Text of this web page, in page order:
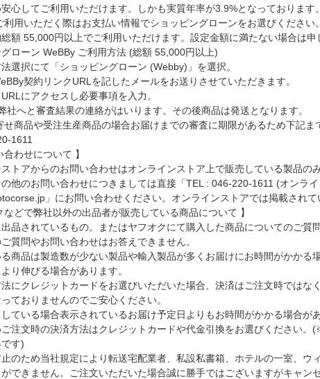
心してご利用いただけます。しかも実質年率が3.9%となっております。
利用いただく際はお支払い情報でショッピングローンをお選びください。
総額 55,000円以上でご利用いただけます。設定金額に満たない場合は
ローン WeBBy ご利用方法 (総額 55,000円以上)
選択にて「ショッピングローン (Webby)」を選択。
契約リンクURLを記したメールをお送りさせていただきます。
にアクセスし必要事項を入力。
社へと審査結果の連絡がはいります。その後商品は発送となります。
商品や受注生産商品の場合お届けまでの審査に期限があるため下記ま
1611
合わせについて 】
トアからのお問い合わせはオンラインストア上で販売している製品の
他のお問い合わせにつきましては直接「TEL : 046-220-1611 (オンラ
」にお問い合わせください。オンラインストアでは掲載され
などで弊社以外の出品者が販売している商品について 】
品されているもの。またはヤフオクにて購入した商品についてのご
質問やお問い合わせはお答えできません。
商品は製造数が少ない製品や輸入製品が多くお届けにお時間がかか
り伸びる場合があります。
にクレジットカードをお選びいただいた場合、決済はご注文時では
ておりませんのでご安心ください。
ている場合表示されているお届け予定日よりもお時間がかかる場合
ご注文時の決済方法はクレジットカードや代金引換をお選びください
す)
止のため当社規定により転送宅配業者、私設私書箱、ホテルの一室、
できません。ご注文いただいた場合誠に勝手ではございますがキャン